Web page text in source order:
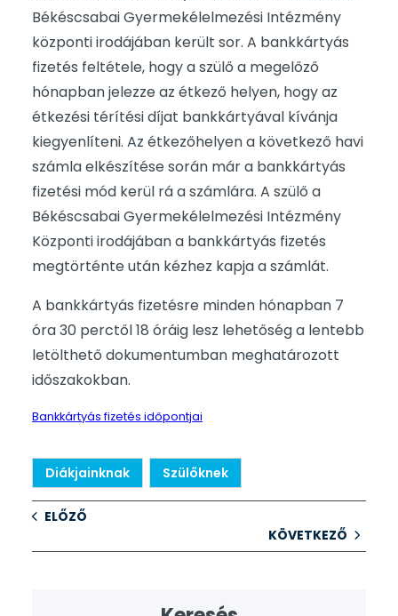
Békéscsabai Gyermekélelmezési Intézmény
központi irodájában került sor. A bankkártyás
fizetés feltétele, hogy a szülő a megelőző
hónapban jelezze az étkező helyen, hogy az
étkezési térítési díjat bankkártyával kívánja
kiegyenlíteni. Az étkezőhelyen a következő havi
számla elkészítése során már a bankkártyás
fizetési mód kerül rá a számlára. A szülő a
Békéscsabai Gyermekélelmezési Intézmény
Központi irodájában a bankkártyás fizetés
megtörténte után kézhez kapja a számlát.
A bankkártyás fizetésre minden hónapban 7
óra 30 perctől 18 óráig lesz lehetőség a lentebb
letölthető dokumentumban meghatározott
időszakokban.
Bankkártyás fizetés időpontjai
Diákjainknak Szülőknek
ELŐZŐ
KÖVETKEZŐ